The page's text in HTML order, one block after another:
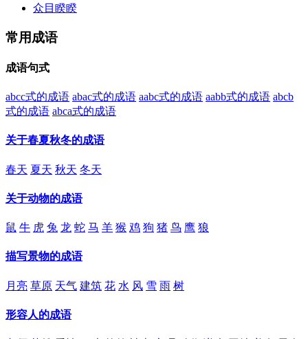
众目睽睽
常用成语
成语句式
abcc式的成语 abac式的成语 aabc式的成语 aabb式的成语 abcb
式的成语 abca式的成语
关于春夏秋冬的成语
春天 夏天 秋天 冬天
关于动物的成语
鼠 牛 虎 兔 龙 蛇 马 羊 猴 鸡 狗 猪 鸟 鹰 狼
描写景物的成语
月亮 草原 天气 建筑 花 水 风 雪 雨 树
形容人的成语